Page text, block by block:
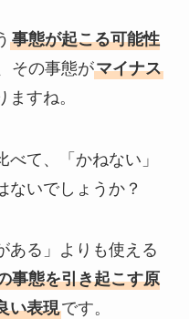
事態が起こる可能性
その事態がマイナス
すね。
て、「かねない」
ないでしょうか？
ある」よりも使える
事態を引き起こす原
い表現です。